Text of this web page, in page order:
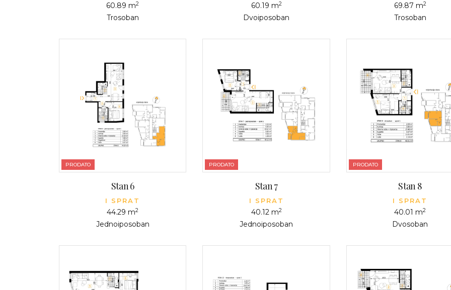
60.89 m2
Trosoban
60.19 m2
Dvoiposoban
69.87 m2
Trosoban
PRODATO
Stan 6
I SPRAT
44.29 m2
Jednoiposoban
PRODATO
Stan 7
I SPRAT
40.12 m2
Jednoiposoban
PRODATO
Stan 8
I SPRAT
40.01 m2
Dvosoban